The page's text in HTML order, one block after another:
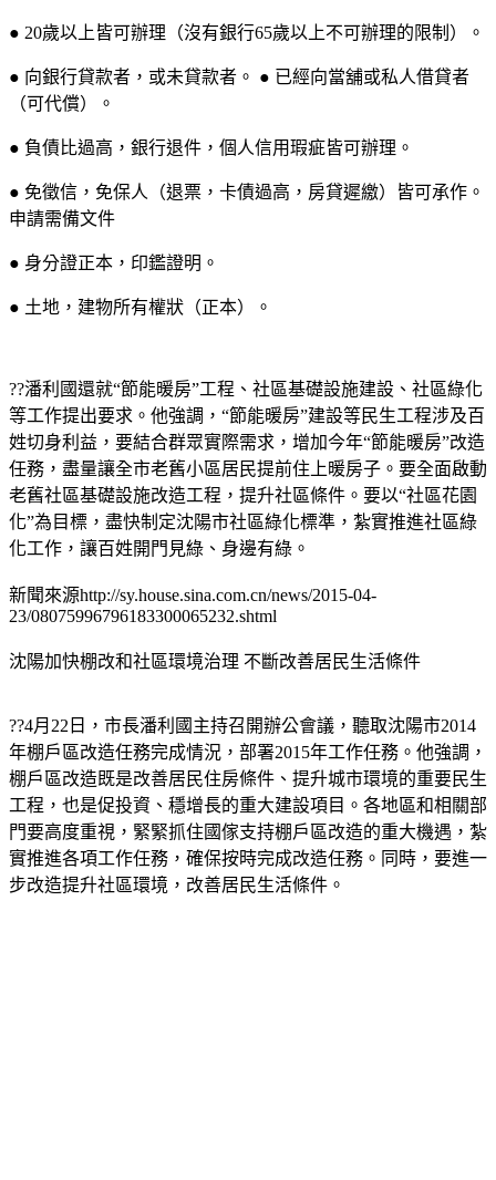
● 20歲以上皆可辦理（沒有銀行65歲以上不可辦理的限制）。
● 向銀行貸款者，或未貸款者。 ● 已經向當舖或私人借貸者
（可代償）。
● 負債比過高，銀行退件，個人信用瑕疵皆可辦理。
● 免徵信，免保人（退票，卡債過高，房貸遲繳）皆可承作。
申請需備文件
● 身分證正本，印鑑證明。
● 土地，建物所有權狀（正本）。
??潘利國還就“節能暖房”工程、社區基礎設施建設、社區綠化
等工作提出要求。他強調，“節能暖房”建設等民生工程涉及百
姓切身利益，要結合群眾實際需求，增加今年“節能暖房”改造
任務，盡量讓全市老舊小區居民提前住上暖房子。要全面啟動
老舊社區基礎設施改造工程，提升社區條件。要以“社區花園
化”為目標，盡快制定沈陽市社區綠化標準，紮實推進社區綠
化工作，讓百姓開門見綠、身邊有綠。
新聞來源http://sy.house.sina.com.cn/news/2015-04-
23/08075996796183300065232.shtml
沈陽加快棚改和社區環境治理 不斷改善居民生活條件
??4月22日，市長潘利國主持召開辦公會議，聽取沈陽市2014
年棚戶區改造任務完成情況，部署2015年工作任務。他強調，
棚戶區改造既是改善居民住房條件、提升城市環境的重要民生
工程，也是促投資、穩增長的重大建設項目。各地區和相關部
門要高度重視，緊緊抓住國傢支持棚戶區改造的重大機遇，紮
實推進各項工作任務，確保按時完成改造任務。同時，要進一
步改造提升社區環境，改善居民生活條件。